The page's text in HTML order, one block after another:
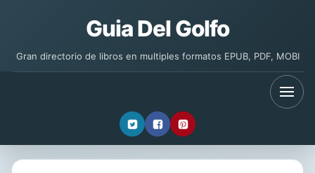
Guia Del Golfo
Gran directorio de libros en multiples formatos EPUB, PDF, MOBI